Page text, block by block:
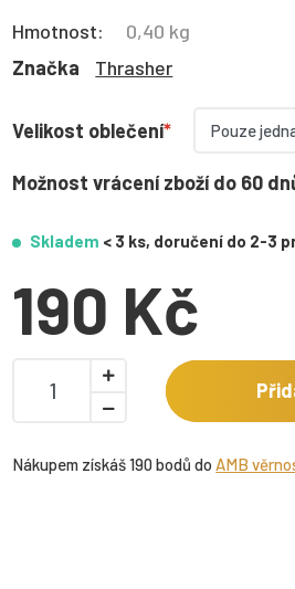
Hmotnost:
0,40 kg
Značka
Thrasher
Velikost oblečení
Možnost vrácení zboží do 60
Skladem < 3 ks, doručení do 2-3
190 Kč
Nákupem získáš 190 bodů do AMB